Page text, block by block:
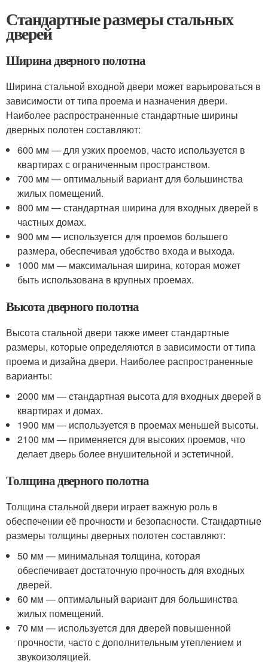
Стандартные размеры стальных
дверей
Ширина дверного полотна
Ширина стальной входной двери может варьироваться в
зависимости от типа проема и назначения двери.
Наиболее распространенные стандартные ширины
дверных полотен составляют:
600 мм — для узких проемов, часто используется в
квартирах с ограниченным пространством.
700 мм — оптимальный вариант для большинства
жилых помещений.
800 мм — стандартная ширина для входных дверей в
частных домах.
900 мм — используется для проемов большего
размера, обеспечивая удобство входа и выхода.
1000 мм — максимальная ширина, которая может
быть использована в крупных проемах.
Высота дверного полотна
Высота стальной двери также имеет стандартные
размеры, которые определяются в зависимости от типа
проема и дизайна двери. Наиболее распространенные
варианты:
2000 мм — стандартная высота для входных дверей в
квартирах и домах.
1900 мм — используется в проемах меньшей высоты.
2100 мм — применяется для высоких проемов, что
делает дверь более внушительной и эстетичной.
Толщина дверного полотна
Толщина стальной двери играет важную роль в
обеспечении её прочности и безопасности. Стандартные
размеры толщины дверных полотен составляют:
50 мм — минимальная толщина, которая
обеспечивает достаточную прочность для входных
дверей.
60 мм — оптимальный вариант для большинства
жилых помещений.
70 мм — используется для дверей повышенной
прочности, часто с дополнительным утеплением и
звукоизоляцией.